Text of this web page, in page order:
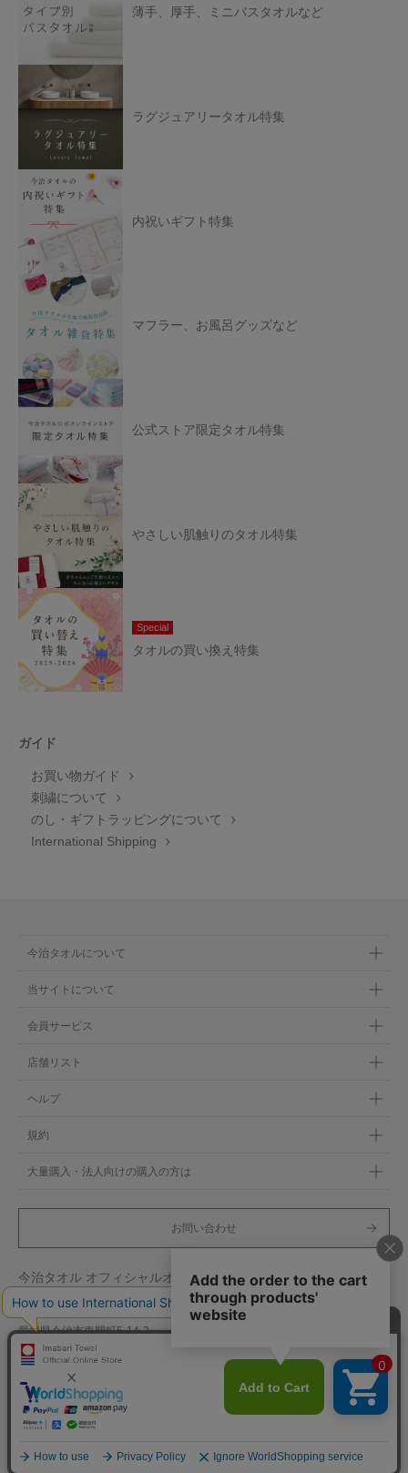
薄手、厚手、ミニバスタオルなど
ラグジュアリータオル特集
内祝いギフト特集
マフラー、お風呂グッズなど
公式ストア限定タオル特集
やさしい肌触りのタオル特集
Special
タオルの買い換え特集
ガイド
お買い物ガイド
刺繍について
のし・ギフトラッピングについて
International Shipping
今治タオルについて
当サイトについて
会員サービス
店舗リスト
ヘルプ
規約
大量購入・法人向けの購入の方は
お問い合わせ
今治タオル オフィシャルオンラインストア
愛媛県今治市東門町5-14-3
shopmaster@imabari-trc.com